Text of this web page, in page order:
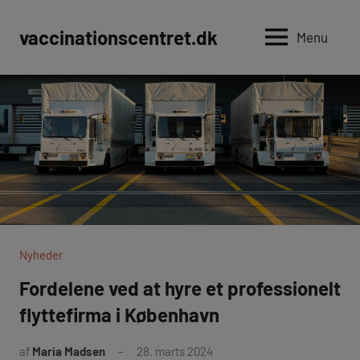
vaccinationscentret.dk Menu
Nyheder
Fordelene ved at hyre et professionelt
flyttefirma i København
af Maria Madsen 28. marts 2024